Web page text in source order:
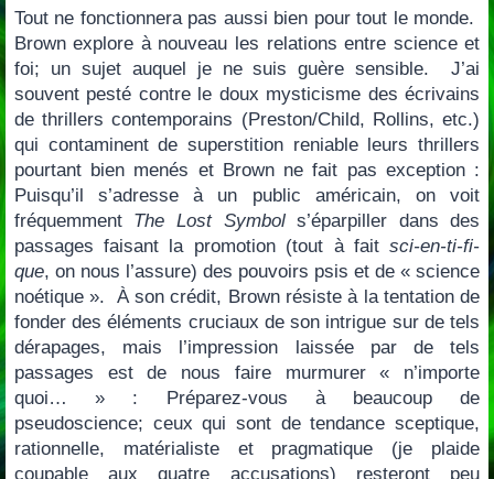
Tout ne fonctionnera pas aussi bien pour tout le monde.
Brown explore à nouveau les relations entre science et
foi; un sujet auquel je ne suis guère sensible. J’ai
souvent pesté contre le doux mysticisme des écrivains
de thrillers contemporains (Preston/Child, Rollins, etc.)
qui contaminent de superstition reniable leurs thrillers
pourtant bien menés et Brown ne fait pas exception :
Puisqu’il s’adresse à un public américain, on voit
fréquemment The Lost Symbols’éparpiller dans des
passages faisant la promotion (tout à faitsci-en-ti-fi-
que, on nous l’assure) des pouvoirs psis et de « science
noétique ». À son crédit, Brown résiste à la tentation de
fonder des éléments cruciaux de son intrigue sur de tels
dérapages, mais l’impression laissée par de tels
passages est de nous faire murmurer « n’importe
quoi… » : Préparez-vous à beaucoup de
pseudoscience; ceux qui sont de tendance sceptique,
rationnelle, matérialiste et pragmatique (je plaide
coupable aux quatre accusations) resteront peu